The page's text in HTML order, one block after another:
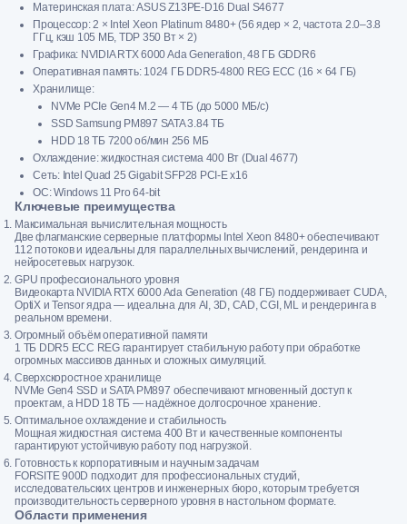
Материнская плата: ASUS Z13PE-D16 Dual S4677
Процессор: 2 × Intel Xeon Platinum 8480+ (56 ядер × 2, частота 2.0–3.8
ГГц, кэш 105 МБ, TDP 350 Вт × 2)
Графика: NVIDIA RTX 6000 Ada Generation, 48 ГБ GDDR6
Оперативная память: 1024 ГБ DDR5-4800 REG ECC (16 × 64 ГБ)
Хранилище:
NVMe PCIe Gen4 M.2 — 4 ТБ (до 5000 МБ/с)
SSD Samsung PM897 SATA 3.84 ТБ
HDD 18 ТБ 7200 об/мин 256 МБ
Охлаждение: жидкостная система 400 Вт (Dual 4677)
Сеть: Intel Quad 25 Gigabit SFP28 PCI-E x16
ОС: Windows 11 Pro 64-bit
Ключевые преимущества
Максимальная вычислительная мощность
Две флагманские серверные платформы Intel Xeon 8480+ обеспечивают
112 потоков и идеальны для параллельных вычислений, рендеринга и
нейросетевых нагрузок.
GPU профессионального уровня
Видеокарта NVIDIA RTX 6000 Ada Generation (48 ГБ) поддерживает CUDA,
OptiX и Tensor ядра — идеальна для AI, 3D, CAD, CGI, ML и рендеринга в
реальном времени.
Огромный объём оперативной памяти
1 ТБ DDR5 ECC REG гарантирует стабильную работу при обработке
огромных массивов данных и сложных симуляций.
Сверхскоростное хранилище
NVMe Gen4 SSD и SATA PM897 обеспечивают мгновенный доступ к
проектам, а HDD 18 ТБ — надёжное долгосрочное хранение.
Оптимальное охлаждение и стабильность
Мощная жидкостная система 400 Вт и качественные компоненты
гарантируют устойчивую работу под нагрузкой.
Готовность к корпоративным и научным задачам
FORSITE 900D подходит для профессиональных студий,
исследовательских центров и инженерных бюро, которым требуется
производительность серверного уровня в настольном формате.
Области применения